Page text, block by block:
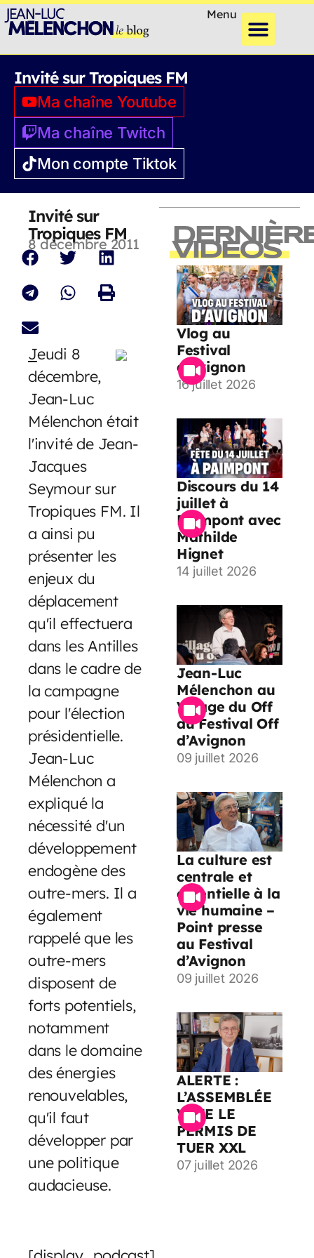
Menu
Invité sur Tropiques FM
Ma chaîne Youtube
Ma chaîne Twitch
Mon compte Tiktok
Invité sur
Tropiques FM
8 décembre 2011
Jeudi 8
décembre,
Jean-Luc
Mélenchon était
l'invité de Jean-
Jacques
Seymour sur
Tropiques FM. Il
a ainsi pu
présenter les
enjeux du
déplacement
qu'il effectuera
dans les Antilles
dans le cadre de
la campagne
pour l'élection
présidentielle.
Jean-Luc
Mélenchon a
expliqué la
nécessité d'un
développement
endogène des
outre-mers. Il a
également
rappelé que les
outre-mers
disposent de
forts potentiels,
notamment
dans le domaine
des énergies
renouvelables,
qu'il faut
développer par
une politique
audacieuse.
VIDEOS
Vlog au
Festival
d’Avignon
16 juillet 2026
Discours du 14
juillet à
Paimpont avec
Mathilde
Hignet
14 juillet 2026
Jean-Luc
Mélenchon au
Village du Off
du Festival Off
d’Avignon
09 juillet 2026
La culture est
centrale et
essentielle à la
vie humaine –
Point presse
au Festival
d’Avignon
09 juillet 2026
ALERTE :
L’ASSEMBLÉE
VOTE LE
PERMIS DE
TUER XXL
07 juillet 2026